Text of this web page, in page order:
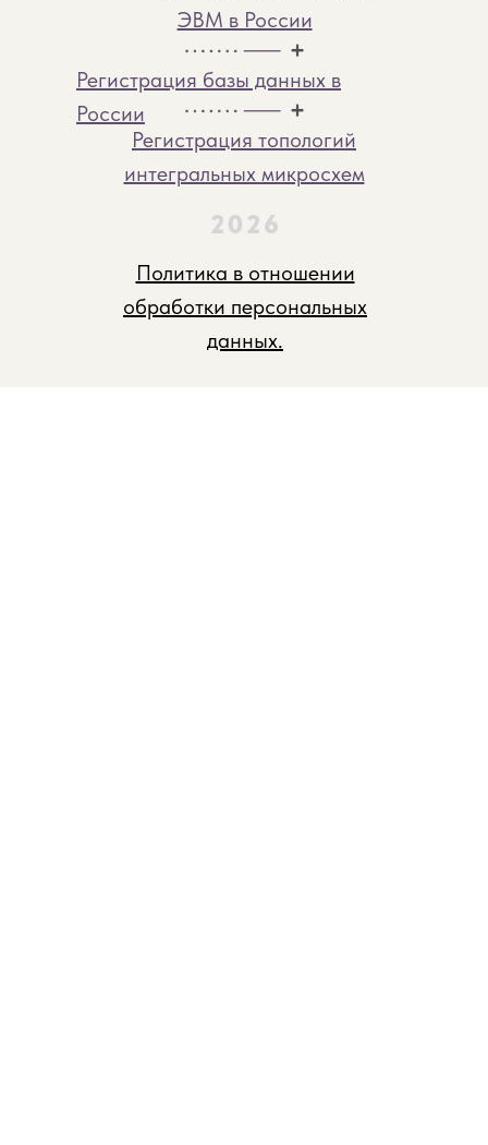
ЭВМ в России
Регистрация базы данных в
России
Регистрация топологий
интегральных микросхем
2026
Политика в отношении
обработки персональных
данных.